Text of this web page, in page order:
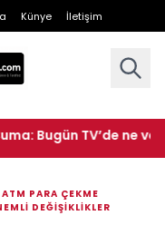
Künye İletişim
TV’de ne var?
PARA ÇEKME
DEĞIŞIKLIKLER